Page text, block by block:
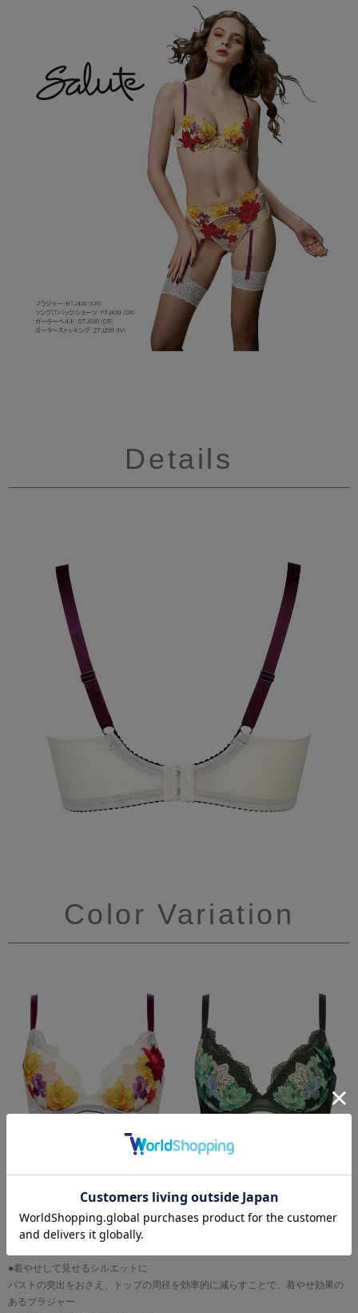
Details
Color Variation
Item Data
●着やせして見せるシルエットに
バストの突出をおさえ、トップの周径を効率的に減らすことで、着やせ効果の
あるブラジャー